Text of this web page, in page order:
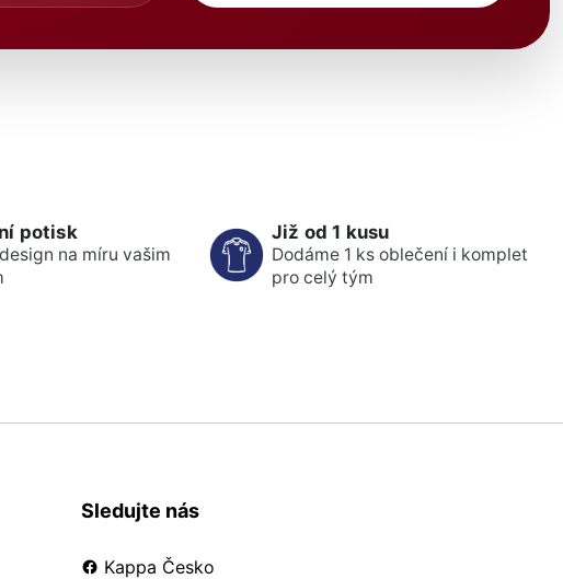
potisk
na míru vašim
Již od 1 kusu
Dodáme 1 ks oblečení i komplet
pro celý tým
Sledujte nás
Kappa Česko